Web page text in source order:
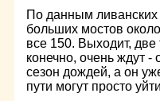
По данным
больших мостов
все 150. Выходит,
конечно, очень ждут
сезон дождей, а он
пути могут просто